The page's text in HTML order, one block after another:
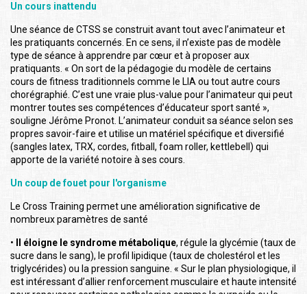
Un cours inattendu
Une séance de CTSS se construit avant tout avec l’animateur et
les pratiquants concernés. En ce sens, il n’existe pas de modèle
type de séance à apprendre par cœur et à proposer aux
pratiquants. « On sort de la pédagogie du modèle de certains
cours de fitness traditionnels comme le LIA ou tout autre cours
chorégraphié. C’est une vraie plus-value pour l’animateur qui peut
montrer toutes ses compétences d’éducateur sport santé »,
souligne Jérôme Pronot. L’animateur conduit sa séance selon ses
propres savoir-faire et utilise un matériel spécifique et diversifié
(sangles latex, TRX, cordes, fitball, foam roller, kettlebell) qui
apporte de la variété notoire à ses cours.
Un coup de fouet pour l'organisme
Le Cross Training permet une amélioration significative de
nombreux paramètres de santé
• Il éloigne le syndrome métabolique, régule la glycémie (taux de
sucre dans le sang), le profil lipidique (taux de cholestérol et les
triglycérides) ou la pression sanguine. « Sur le plan physiologique, il
est intéressant d’allier renforcement musculaire et haute intensité